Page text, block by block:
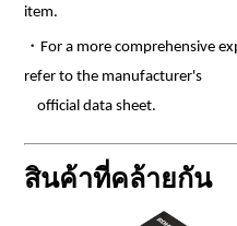
item.
・For a more comprehensive
refer to the manufacturer's
official data sheet.
สินค้าที่คล้ายกัน